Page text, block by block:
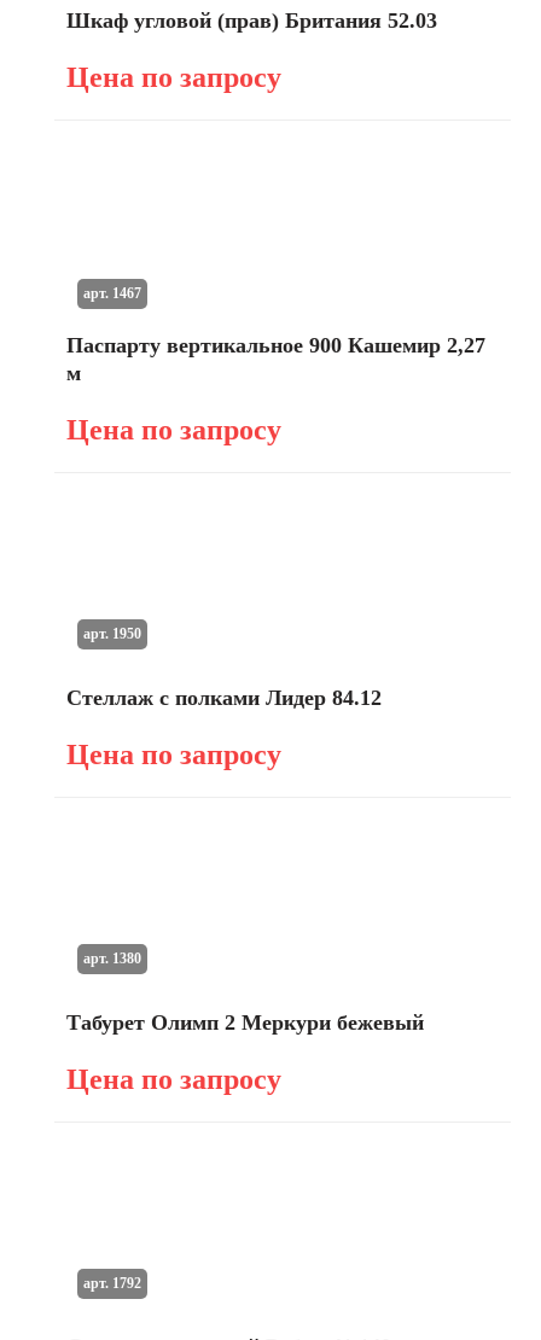
Шкаф угловой (прав) Британия 52.03
Цена по запросу
Паспарту вертикальное 900 Кашемир 2,27
м
Цена по запросу
арт. 1467
Стеллаж с полками Лидер 84.12
Цена по запросу
арт. 1950
Табурет Олимп 2 Меркури бежевый
Цена по запросу
арт. 1380
арт. 1792